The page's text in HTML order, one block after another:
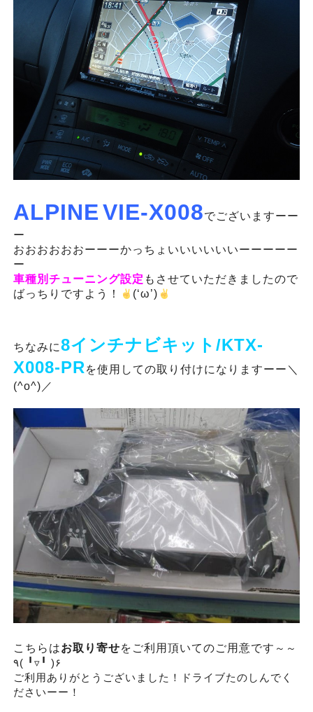
ALPINEVIE-X008でございますーー
ー
おおおおおおーーーかっちょいいいいいいーーーーー
ー
車種別チューニング設定 もさせていただきましたので
ばっちりですよう！
(‘ω’)
ちなみに8インチナビキット/KTX-
X008-PR を使用しての取り付けになりますーー＼
(^o^)／
こちらはお取り寄せをご利用頂いてのご用意です ～～
٩( ╹▿╹ )۶
ご利用ありがとうございました！ドライブたのしんでく
ださいーー！